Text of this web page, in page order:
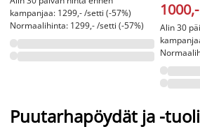
kampanjaa: 1299,- /setti (-57%)
Normaalihinta: 1299,- /setti (-57%)
1000,-
Alin 30
Puutarhapöydät ja -